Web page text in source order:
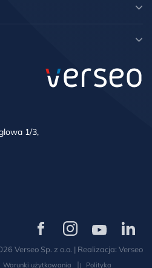
Verseo
Facebooku
Verseo
na
Instagramie
na
YouTube
Verseo
na
LinkedIn
1/3,
Verseo Sp. z o.o. | Realizacja: Verseo
Warunki użytkowania Polityka